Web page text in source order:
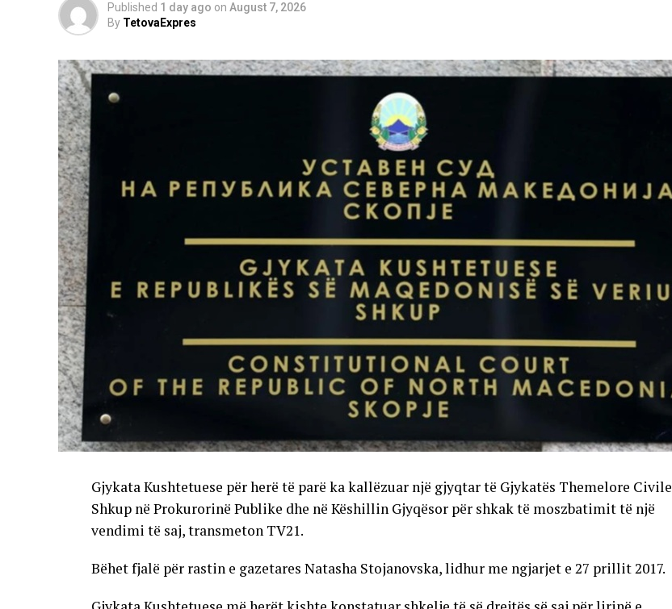
Published 1 day ago on August 7, 2026
By TetovaExpres
Gjykata Kushtetuese për herë të parë ka kallëzuar një gjyqtar të Gjykatës Themelore Civile
Shkup në Prokurorinë Publike dhe në Këshillin Gjyqësor për shkak të moszbatimit të një
vendimi të saj, transmeton TV21.
Bëhet fjalë për rastin e gazetares Natasha Stojanovska, lidhur me ngjarjet e 27 prillit 2017.